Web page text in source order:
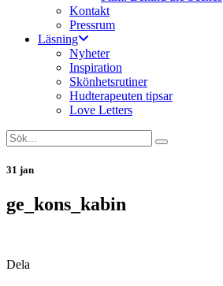
Kontakt
Pressrum
Läsning
Nyheter
Inspiration
Skönhetsrutiner
Hudterapeuten tipsar
Love Letters
31 jan
ge_kons_kabin
Dela